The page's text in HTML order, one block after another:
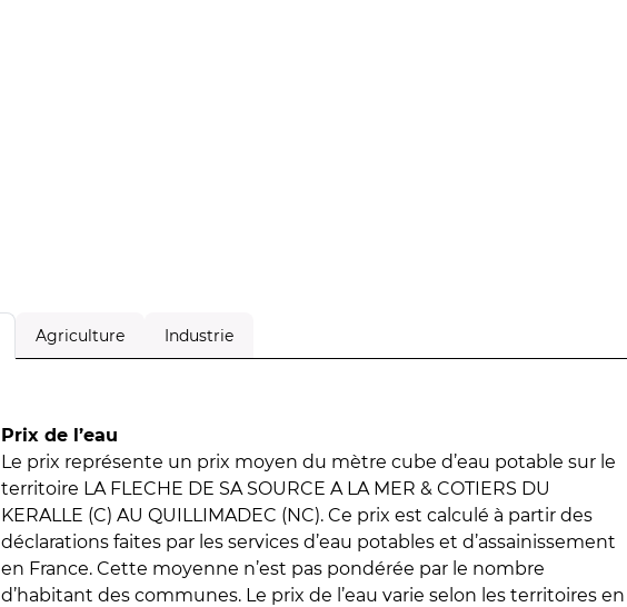
Agriculture Industrie
Prix de l’eau
Le prix représente un prix moyen du mètre cube d’eau potable sur le
territoire LA FLECHE DE SA SOURCE A LA MER & COTIERS DU
KERALLE (C) AU QUILLIMADEC (NC). Ce prix est calculé à partir des
déclarations faites par les services d’eau potables et d’assainissement
en France. Cette moyenne n’est pas pondérée par le nombre
d’habitant des communes. Le prix de l’eau varie selon les territoires en